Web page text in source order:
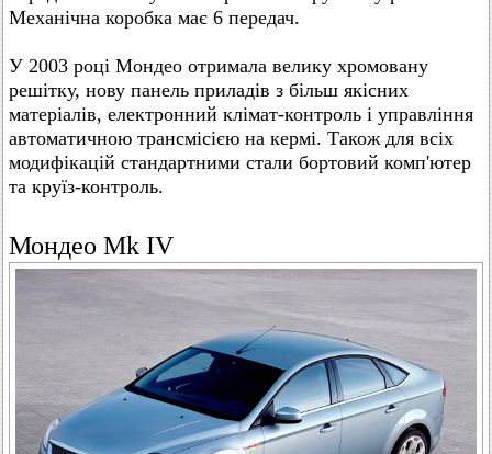
Механічна коробка має 6 передач.
У 2003 році Мондео отримала велику хромовану
решітку, нову панель приладів з більш якісних
матеріалів, електронний клімат-контроль і управління
автоматичною трансмісією на кермі. Також для всіх
модифікацій стандартними стали бортовий комп'ютер
та круїз-контроль.
Мондео Mk IV